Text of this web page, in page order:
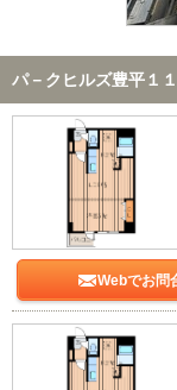
パ－クヒルズ豊平１
Webでお問